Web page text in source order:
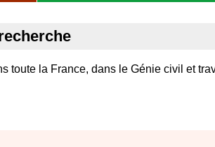
toute la France, dans le Génie civil et